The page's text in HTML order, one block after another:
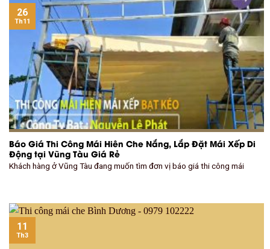
Báo Giá Thi Công Mái Hiên Che Nắng, Lắp Đặt Mái Xếp Di
Động tại Vũng Tàu Giá Rẻ
Khách hàng ở Vũng Tàu đang muốn tìm đơn vị báo giá thi công mái
26
Th11
11
Th3